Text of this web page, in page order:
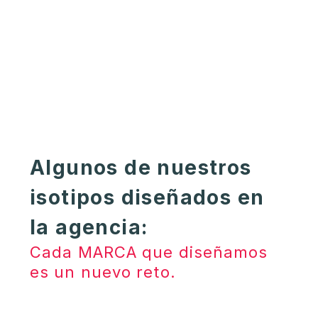
Algunos de nuestros
isotipos diseñados en
la agencia:
Cada MARCA que diseñamos
es un nuevo reto.